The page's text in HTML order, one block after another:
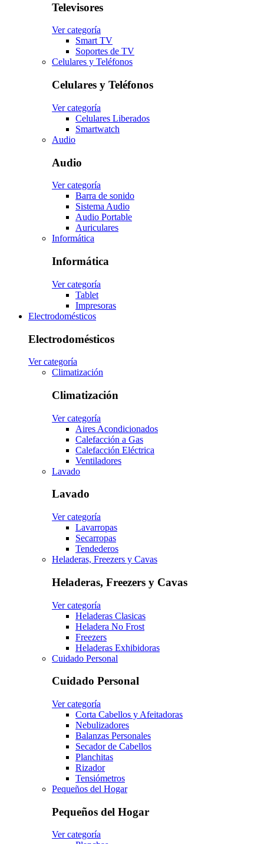
Televisores
Ver categoría
Smart TV
Soportes de TV
Celulares y Teléfonos
Celulares y Teléfonos
Ver categoría
Celulares Liberados
Smartwatch
Audio
Audio
Ver categoría
Barra de sonido
Sistema Audio
Audio Portable
Auriculares
Informática
Informática
Ver categoría
Tablet
Impresoras
Electrodomésticos
Electrodomésticos
Ver categoría
Climatización
Climatización
Ver categoría
Aires Acondicionados
Calefacción a Gas
Calefacción Eléctrica
Ventiladores
Lavado
Lavado
Ver categoría
Lavarropas
Secarropas
Tendederos
Heladeras, Freezers y Cavas
Heladeras, Freezers y Cavas
Ver categoría
Heladeras Clasicas
Heladera No Frost
Freezers
Heladeras Exhibidoras
Cuidado Personal
Cuidado Personal
Ver categoría
Corta Cabellos y Afeitadoras
Nebulizadores
Balanzas Personales
Secador de Cabellos
Planchitas
Rizador
Tensiómetros
Pequeños del Hogar
Pequeños del Hogar
Ver categoría